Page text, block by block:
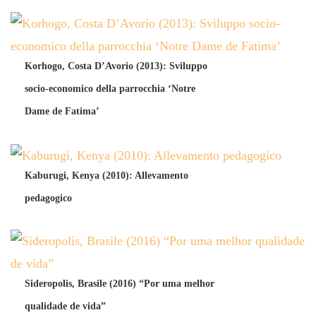
Korhogo, Costa D’Avorio (2013): Sviluppo
socio-economico della parrocchia ‘Notre
Dame de Fatima’
Kaburugi, Kenya (2010): Allevamento
pedagogico
Sideropolis, Brasile (2016) “Por uma melhor
qualidade de vida”